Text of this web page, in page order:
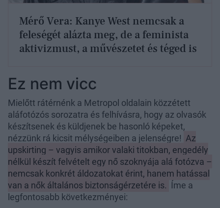
Mérő Vera: Kanye West nemcsak a
feleségét alázta meg, de a feminista
aktivizmust, a művészetet és téged is
Ez nem vicc
Mielőtt rátérnénk a Metropol oldalain közzétett
aláfotózós sorozatra és felhívásra, hogy az olvasók
készítsenek és küldjenek be hasonló képeket,
nézzünk rá kicsit mélységeiben a jelenségre! Az
upskirting – vagyis amikor valaki titokban, engedély
nélkül készít felvételt egy nő szoknyája alá fotózva –
nemcsak konkrét áldozatokat érint, hanem hatással
van a nők általános biztonságérzetére is. Íme a
legfontosabb következményei: